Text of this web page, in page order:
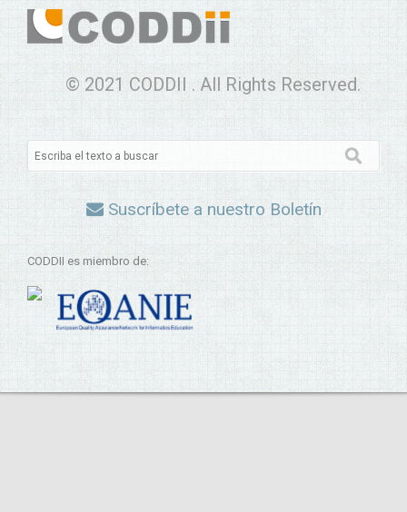
© 2021 CODDII . All Rights Reserved.
Suscríbete a nuestro Boletín
CODDII es miembro de: